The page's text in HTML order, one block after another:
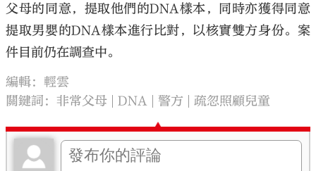
父母的同意，提取他們的DNA樣本，同時亦獲得同意
提取男嬰的DNA樣本進行比對，以核實雙方身份。案
件目前仍在調查中。
編輯：輕雲
關鍵詞：非常父母 DNA 警方 疏忽照顧兒童